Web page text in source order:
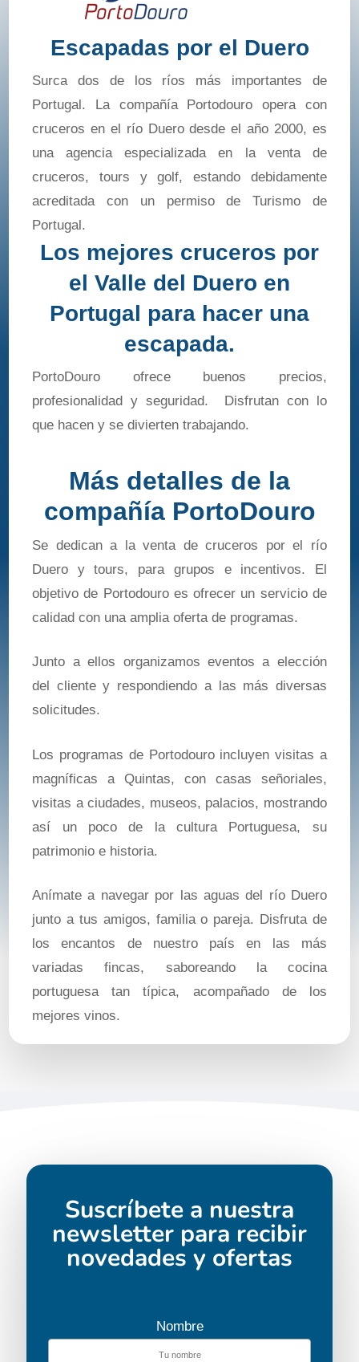
Escapadas por el Duero
Surca dos de los ríos más importantes de
Portugal. La compañía Portodouro opera con
cruceros en el río Duero desde el año 2000, es
una agencia especializada en la venta de
cruceros, tours y golf, estando debidamente
acreditada con un permiso de Turismo de
Portugal.
Los mejores cruceros por
el Valle del Duero en
Portugal para hacer una
escapada.
PortoDouro ofrece buenos precios,
profesionalidad y seguridad. Disfrutan con lo
que hacen y se divierten trabajando.
Más detalles de la
compañía PortoDouro
Se dedican a la venta de cruceros por el río
Duero y tours, para grupos e incentivos. El
objetivo de Portodouro es ofrecer un servicio de
calidad con una amplia oferta de programas.
Junto a ellos organizamos eventos a elección
del cliente y respondiendo a las más diversas
solicitudes.
Los programas de Portodouro incluyen visitas a
magníficas a Quintas, con casas señoriales,
visitas a ciudades, museos, palacios, mostrando
así un poco de la cultura Portuguesa, su
patrimonio e historia.
Anímate a navegar por las aguas del río Duero
junto a tus amigos, familia o pareja. Disfruta de
los encantos de nuestro país en las más
variadas fincas, saboreando la cocina
portuguesa tan típica, acompañado de los
mejores vinos.
Suscríbete a nuestra
newsletter para recibir
novedades y ofertas
Nombre